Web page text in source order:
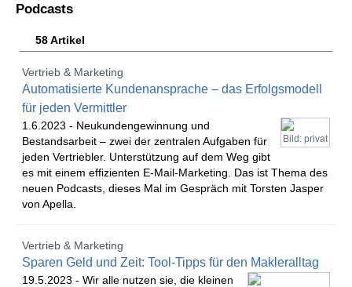
Podcasts
58 Artikel
Vertrieb & Marketing
Automatisierte Kundenansprache – das Erfolgsmodell
für jeden Vermittler
Bild: privat
1.6.2023 - Neukundengewinnung und
Bestandsarbeit – zwei der zentralen Aufgaben für
jeden Vertriebler. Unterstützung auf dem Weg gibt
es mit einem effizienten E-Mail-Marketing. Das ist Thema des
neuen Podcasts, dieses Mal im Gespräch mit Torsten Jasper
von Apella.
Vertrieb & Marketing
Sparen Geld und Zeit: Tool-Tipps für den Makleralltag
19.5.2023 - Wir alle nutzen sie, die kleinen